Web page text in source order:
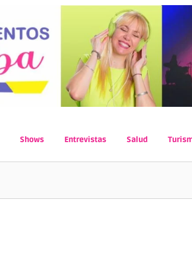
Shows Entrevistas Salud